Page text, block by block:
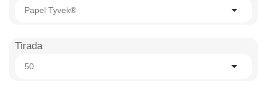
Papel Tyvek®
Tirada
50